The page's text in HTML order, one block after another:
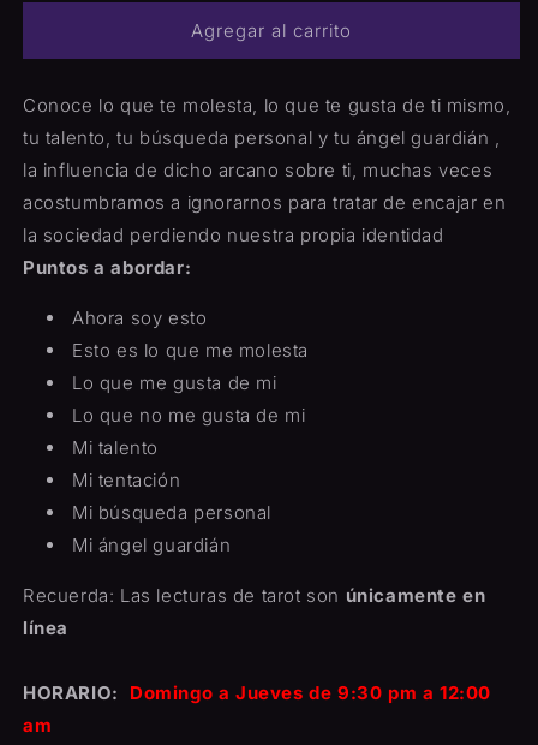
mismo
(Autoconocimiento)
Percepción
mismo
Agregar al carrito
Conoce lo que te molesta, lo que te gusta de ti mismo,
tu talento, tu búsqueda personal y tu ángel guardián ,
la influencia de dicho arcano sobre ti, muchas veces
acostumbramos a ignorarnos para tratar de encajar en
la sociedad perdiendo nuestra propia identidad
Puntos a abordar:
Ahora soy esto
Esto es lo que me molesta
Lo que me gusta de mi
Lo que no me gusta de mi
Mi talento
Mi tentación
Mi búsqueda personal
Mi ángel guardián
Recuerda: Las lecturas de tarot son únicamente en
línea
HORARIO:
Domingo a Jueves de 9:30 pm a 12:00
am